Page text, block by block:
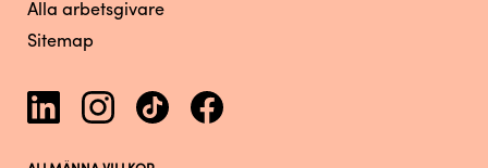
Alla arbetsgivare
Sitemap